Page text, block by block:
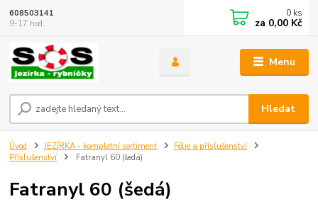
Menu
Hledat
608503141
9-17 hod.
0 ks
za 0,00 Kč
Úvod JEZÍRKA - kompletní sortiment
Fólie a příslušenství
Příslušenství
Fatranyl 60 (šedá)
Fatranyl 60 (šedá)